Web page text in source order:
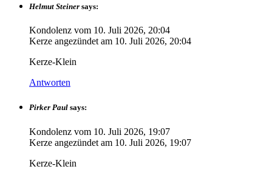
Helmut Steiner says:
Kondolenz vom 10. Juli 2026, 20:04
Kerze angezündet am 10. Juli 2026, 20:04
Kerze-Klein
Antworten
Pirker Paul says:
Kondolenz vom 10. Juli 2026, 19:07
Kerze angezündet am 10. Juli 2026, 19:07
Kerze-Klein